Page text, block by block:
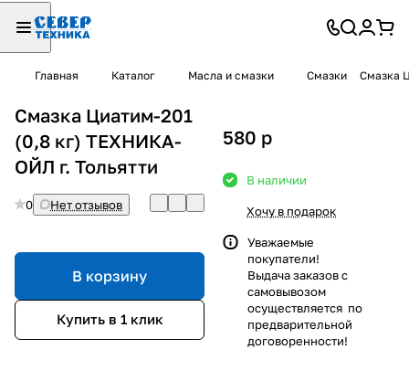
Главная Каталог Масла и смазки Смазки Смазка
Смазка Циатим-201
(0,8 кг) ТЕХНИКА-
ОЙЛ г. Тольятти
0 Нет отзывов
В корзину
Купить в 1 клик
580 p
В наличии
Хочу в подарок
Уважаемые
покупатели!
Выдача заказов с
самовывозом
осуществляется по
предварительной
договоренности!